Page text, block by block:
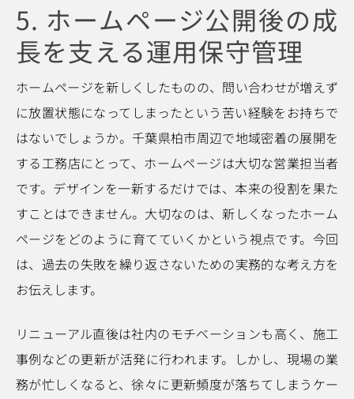
5. ホームページ公開後の成
長を支える運用保守管理
ホームページを新しくしたものの、問い合わせが増えず
に放置状態になってしまったという苦い経験をお持ちで
はないでしょうか。千葉県柏市周辺で地域密着の展開を
する工務店にとって、ホームページは大切な営業担当者
です。デザインを一新するだけでは、本来の役割を果た
すことはできません。大切なのは、新しくなったホーム
ページをどのように育てていくかという視点です。今回
は、過去の失敗を繰り返さないための実務的な考え方を
お伝えします。
リニューアル直後は社内のモチベーションも高く、施工
事例などの更新が活発に行われます。しかし、現場の業
務が忙しくなると、徐々に更新頻度が落ちてしまうケー